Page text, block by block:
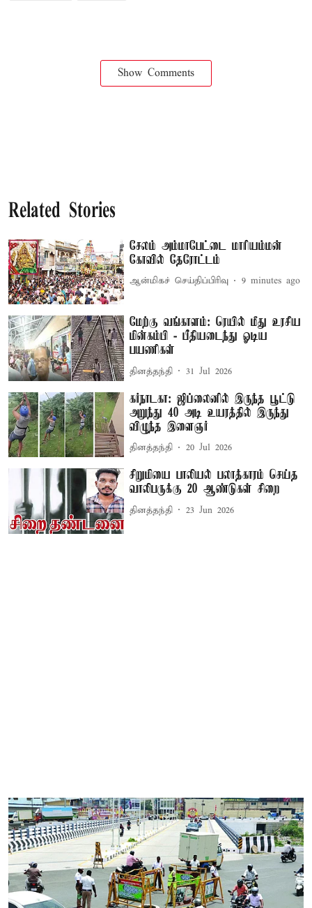
Show Comments
Related Stories
சேலம் அம்மாபேட்டை மாரியம்மன்
கோவில் தேரோட்டம்
ஆன்மிகச் செய்திப்பிரிவு 9 minutes ago
மேற்கு வங்காளம்: ரெயில் மீது உரசிய
மின்கம்பி - பீதியடைந்து ஓடிய
பயணிகள்
தினத்தந்தி 31 Jul 2026
கர்நாடகா: ஜிப்லைனில் இருந்த பூட்டு
அறுந்து 40 அடி உயரத்தில் இருந்து
விழுந்த இளைஞர்
தினத்தந்தி 20 Jul 2026
சிறுமியை பாலியல் பலாத்காரம் செய்த
வாலிபருக்கு 20 ஆண்டுகள் சிறை
தினத்தந்தி 23 Jun 2026